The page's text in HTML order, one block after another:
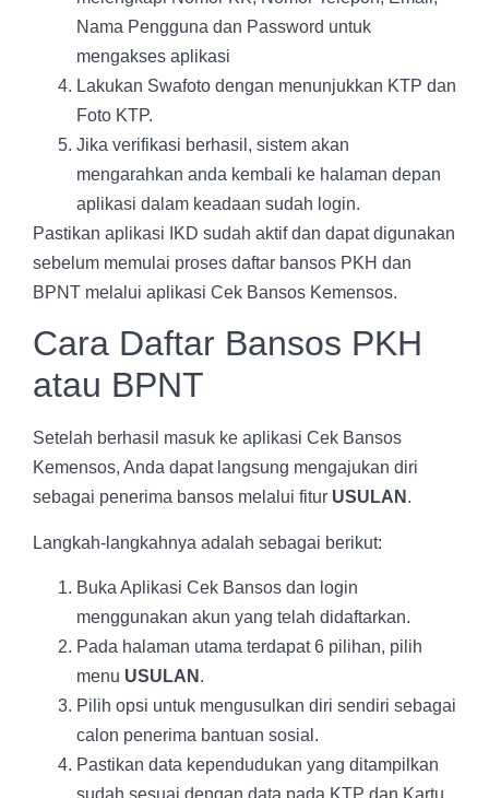
Nama Pengguna dan Password untuk
mengakses aplikasi
Lakukan Swafoto dengan menunjukkan KTP dan
Foto KTP.
Jika verifikasi berhasil, sistem akan
mengarahkan anda kembali ke halaman depan
aplikasi dalam keadaan sudah login.
Pastikan aplikasi IKD sudah aktif dan dapat digunakan
sebelum memulai proses daftar bansos PKH dan
BPNT melalui aplikasi Cek Bansos Kemensos.
Cara Daftar Bansos PKH
atau BPNT
Setelah berhasil masuk ke aplikasi Cek Bansos
Kemensos, Anda dapat langsung mengajukan diri
sebagai penerima bansos melalui fitur USULAN .
Langkah-langkahnya adalah sebagai berikut:
Buka Aplikasi Cek Bansos dan login
menggunakan akun yang telah didaftarkan.
Pada halaman utama terdapat 6 pilihan, pilih
menu USULAN .
Pilih opsi untuk mengusulkan diri sendiri sebagai
calon penerima bantuan sosial.
Pastikan data kependudukan yang ditampilkan
sudah sesuai dengan data pada KTP dan Kartu